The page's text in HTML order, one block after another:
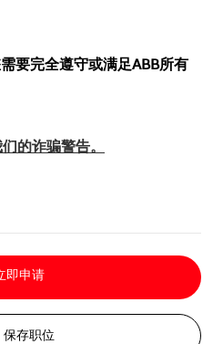
要完全遵守或满足ABB所有
的诈骗警告。
即申请
保存职位